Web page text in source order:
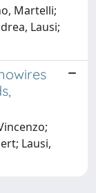
Martelli;
Lausi;
Lausi,